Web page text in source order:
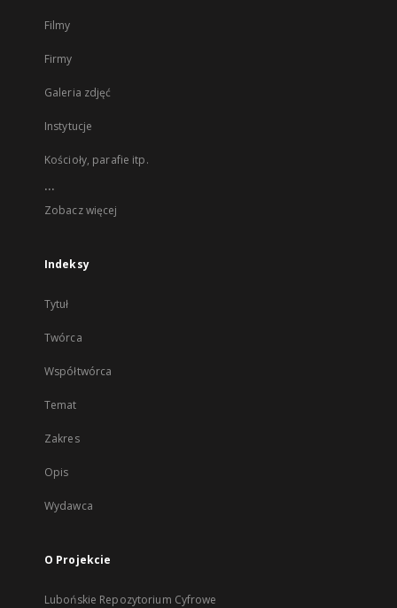
Filmy
Firmy
Galeria zdjęć
Instytucje
Kościoły, parafie itp.
...
Zobacz więcej
Indeksy
Tytuł
Twórca
Współtwórca
Temat
Zakres
Opis
Wydawca
O Projekcie
Lubońskie Repozytorium Cyfrowe